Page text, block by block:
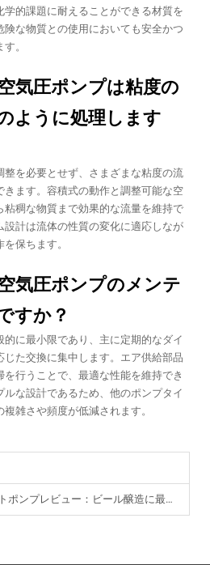
的課題に耐えることができる材質を
な物質との使用においても安全かつ
。
気圧ポンプは粘度の
ように処理します
整を必要とせず、さまざまな粘度の流
ます。容積式の動作と調整可能な空
稠な物質まで効果的な流量を維持で
設計は流体の性質の変化に適応しなが
保ちます。
気圧ポンプのメンテ
すか？
的に最小限であり、主に定期的なダイ
た交換に集中します。エア供給部品
行うことで、最適な性能を維持でき
ルな設計であるため、他のポンプタイ
雑さや頻度が低減されます。
プレビュー：ビール醸造に最適なトップ10